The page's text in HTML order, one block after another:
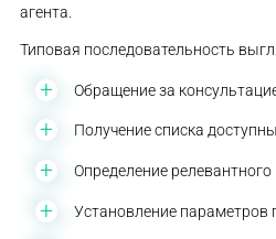
агента.
Типовая последовательность
Обращение за
Получение списка
Определение релевантного
Установление параметров